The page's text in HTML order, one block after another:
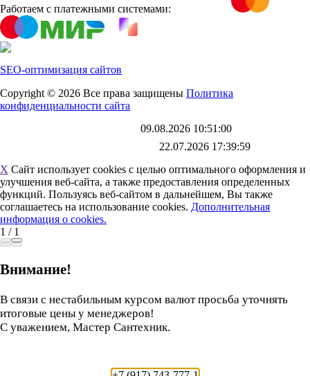
Работаем с платежными системами:
SEO-оптимизация сайтов
Copyright © 2026 Все права защищены Политика
конфиденциальности сайта
09.08.2026 10:51:00
22.07.2026 17:39:59
X Сайт использует cookies с целью оптимального оформления и
улучшения веб-сайта, а также предоставления определенных
функций. Пользуясь веб-сайтом в дальнейшем, Вы также
соглашаетесь на использование cookies. Дополнительная
информация о cookies.
1 / 1
Внимание!
В связи с нестабильным курсом валют просьба уточнять
итоговые цены у менеджеров!
С уважением, Мастер Сантехник.